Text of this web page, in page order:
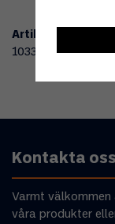
Artikelnummer:
103345
Kontakta oss
Varmt
våra produkter